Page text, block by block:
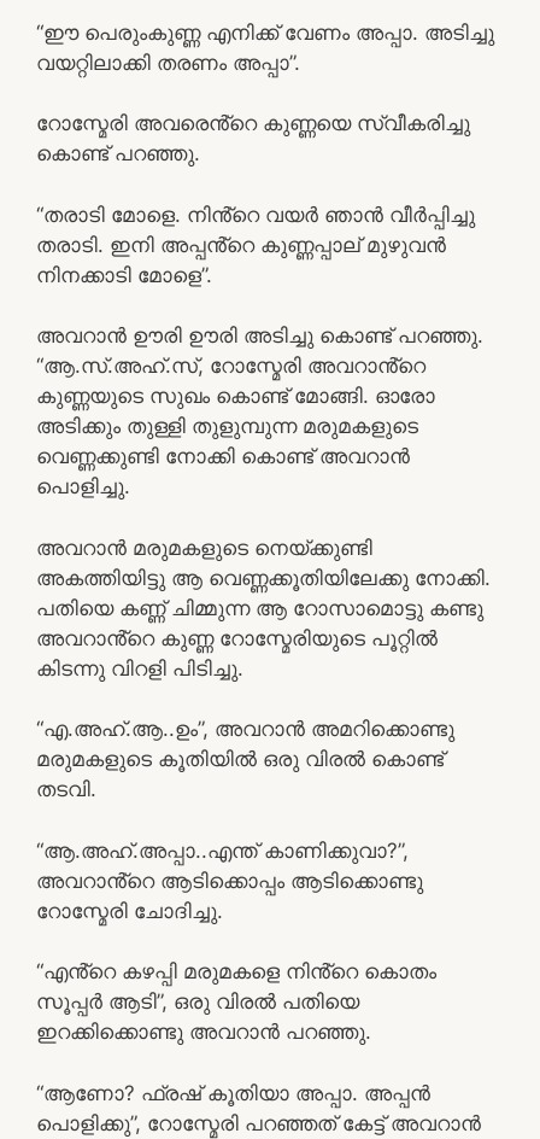
“ഈ പെരുംകുണ്ണ എനിക്ക് വേണം അപ്പാ. അടിച്ചു
വയറ്റിലാക്കി തരണം അപ്പാ”.
റോസ്മേരി അവരെൻ്റെ കുണ്ണയെ സ്വീകരിച്ചു
കൊണ്ട് പറഞ്ഞു.
“തരാടി മോളെ. നിൻ്റെ വയർ ഞാൻ വീർപ്പിച്ചു
തരാടി. ഇനി അപ്പൻ്റെ കുണ്ണപ്പാല് മുഴുവൻ
നിനക്കാടി മോളെ”.
അവറാൻ ഊരി ഊരി അടിച്ചു കൊണ്ട് പറഞ്ഞു.
“ആ.സ്.അഹ്.സ്, റോസ്മേരി അവറാൻ്റെ
കുണ്ണയുടെ സുഖം കൊണ്ട് മോങ്ങി. ഓരോ
അടിക്കും തുള്ളി തുളുമ്പുന്ന മരുമകളുടെ
വെണ്ണക്കുണ്ടി നോക്കി കൊണ്ട് അവറാൻ
പൊളിച്ചു.
അവറാൻ മരുമകളുടെ നെയ്ക്കുണ്ടി
അകത്തിയിട്ടു ആ വെണ്ണക്കൂതിയിലേക്കു നോക്കി.
പതിയെ കണ്ണ് ചിമ്മുന്ന ആ റോസാമൊട്ടു കണ്ടു
അവറാൻ്റെ കുണ്ണ റോസ്മേരിയുടെ പൂറ്റിൽ
കിടന്നു വിറളി പിടിച്ചു.
“എ.അഹ്.ആ..ഉം”, അവറാൻ അമറിക്കൊണ്ടു
മരുമകളുടെ കൂതിയിൽ ഒരു വിരൽ കൊണ്ട്
തടവി.
“ആ.അഹ്.അപ്പാ..എന്ത് കാണിക്കുവാ?”,
അവറാൻ്റെ ആടിക്കൊപ്പം ആടിക്കൊണ്ടു
റോസ്മേരി ചോദിച്ചു.
“എൻ്റെ കഴപ്പി മരുമകളെ നിൻ്റെ കൊതം
സൂപ്പർ ആടി”, ഒരു വിരൽ പതിയെ
ഇറക്കിക്കൊണ്ടു അവറാൻ പറഞ്ഞു.
“ആണോ? ഫ്രഷ് കൂതിയാ അപ്പാ. അപ്പൻ
പൊളിക്കു”, റോസ്മേരി പറഞ്ഞത് കേട്ട് അവറാൻ